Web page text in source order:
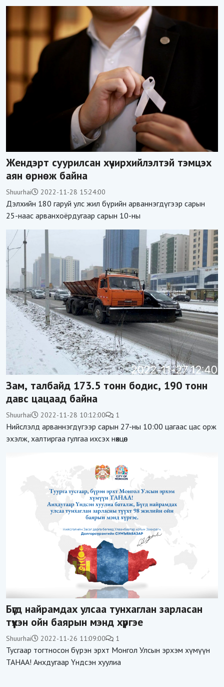
Жендэрт суурилсан хүчирхийлэлтэй тэмцэх
аян өрнөж байна
Shuurhai 2022-11-28 15:24:00
Дэлхийн 180 гаруй улс жил бүрийн арваннэгдүгээр сарын
25-наас арванхоёрдугаар сарын 10-ны
Зам, талбайд 173.5 тонн бодис, 190 тонн
давс цацаад байна
Shuurhai 2022-11-28 10:12:00 1
Нийслэлд арваннэгдүгээр сарын 27-ны 10:00 цагаас цас орж
эхэлж, халтиргаа гулгаа ихсэх нөхцөл
Бүгд найрамдах улсаа тунхаглан зарласан
түүхэн ойн баярын мэнд хүргэе
Shuurhai 2022-11-26 11:09:00 1
Тусгаар тогтносон бүрэн эрхт Монгол Улсын эрхэм хүмүүн
ТАНАА! Анхдугаар Үндсэн хуулиа